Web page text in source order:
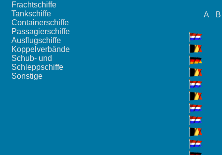
Frachtschiffe
Tankschiffe
Containerschiffe
Passagierschiffe
Ausflugschiffe
Koppelverbände
Schub- und
Schleppschiffe
Sonstige
A B